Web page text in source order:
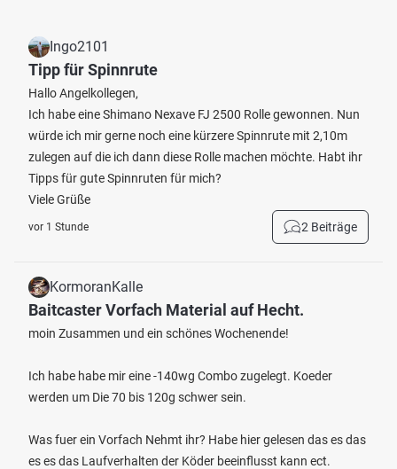
Ingo2101
Tipp für Spinnrute
Hallo Angelkollegen,
Ich habe eine Shimano Nexave FJ 2500 Rolle gewonnen. Nun
würde ich mir gerne noch eine kürzere Spinnrute mit 2,10m
zulegen auf die ich dann diese Rolle machen möchte. Habt ihr
Tipps für gute Spinnruten für mich?
Viele Grüße
vor 1 Stunde 2 Beiträge
KormoranKalle
Baitcaster Vorfach Material auf Hecht.
moin Zusammen und ein schönes Wochenende!
Ich habe habe mir eine -140wg Combo zugelegt. Koeder
werden um Die 70 bis 120g schwer sein.
Was fuer ein Vorfach Nehmt ihr? Habe hier gelesen das es das
es es das Laufverhalten der Köder beeinflusst kann ect.